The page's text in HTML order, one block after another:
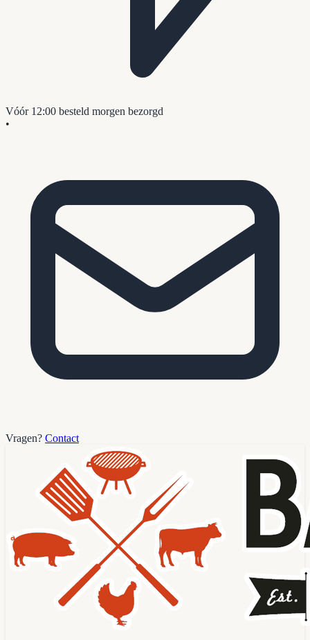
Vóór 12:00 besteld morgen bezorgd
•
Vragen? Contact